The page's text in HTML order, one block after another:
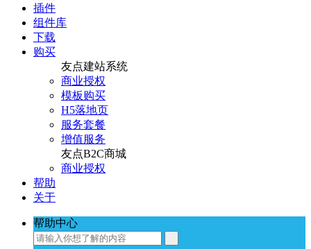
插件
组件库
下载
购买
友点建站系统
商业授权
模板购买
H5落地页
服务套餐
增值服务
友点B2C商城
商业授权
帮助
关于
帮助中心